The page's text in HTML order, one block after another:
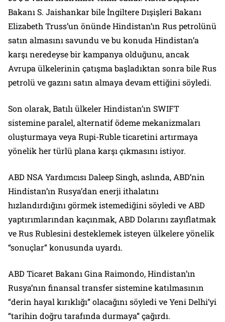
Bakanı S. Jaishankar bile İngiltere Dışişleri Bakanı
Elizabeth Truss’un önünde Hindistan’ın Rus petrolünü
satın almasını savundu ve bu konuda Hindistan’a
karşı neredeyse bir kampanya olduğunu, ancak
Avrupa ülkelerinin çatışma başladıktan sonra bile Rus
petrolü ve gazını satın almaya devam ettiğini söyledi.
Son olarak, Batılı ülkeler Hindistan’ın SWIFT
sistemine paralel, alternatif ödeme mekanizmaları
oluşturmaya veya Rupi-Ruble ticaretini artırmaya
yönelik her türlü plana karşı çıkmasını istiyor.
ABD NSA Yardımcısı Daleep Singh, aslında, ABD’nin
Hindistan’ın Rusya’dan enerji ithalatını
hızlandırdığını görmek istemediğini söyledi ve ABD
yaptırımlarından kaçınmak, ABD Dolarını zayıflatmak
ve Rus Rublesini desteklemek isteyen ülkelere yönelik
“sonuçlar” konusunda uyardı.
ABD Ticaret Bakanı Gina Raimondo, Hindistan’ın
Rusya’nın finansal transfer sistemine katılmasının
“derin hayal kırıklığı” olacağını söyledi ve Yeni Delhi’yi
“tarihin doğru tarafında durmaya” çağırdı.